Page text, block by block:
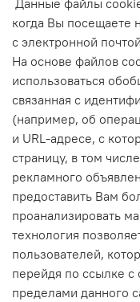
когда Вы посещаете
с электронной
На основе файлов
использоваться
связанная с
(например, об
и URL-адресе, с
страницу, в том
рекламного
предоставить Вам
проанализировать
технология
пользователей,
перейдя по ссылке с
пределами данного